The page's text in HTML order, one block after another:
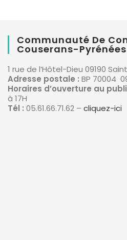
Communauté De
Couserans-Pyrénées
1 rue de l’Hôtel-Dieu 09190
Adresse postale : BP 70004
Horaires d’ouverture au
à 17H
Tél : 05.61.66.71.62 – cliquez-ici